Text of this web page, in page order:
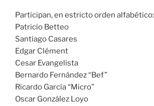
Participan, en estricto orden alfabético:
Patricio Betteo
Santiago Casares
Edgar Clément
Cesar Evangelista
Bernardo Fernández “Bef”
Ricardo García “Micro”
Oscar González Loyo